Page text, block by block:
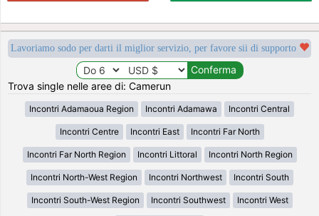
Lavoriamo sodo per darti il miglior servizio, per favore sii di supporto
Trova single nelle aree di: Camerun
Incontri Adamaoua Region Incontri Adamawa Incontri Central
Incontri Centre Incontri East Incontri Far North
Incontri Far North Region Incontri Littoral Incontri North Region
Incontri North-West Region Incontri Northwest Incontri South
Incontri South-West Region Incontri Southwest Incontri West